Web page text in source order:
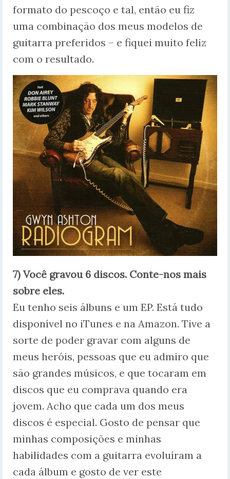
formato do pescoço e tal, então eu fiz
uma combinação dos meus modelos de
guitarra preferidos – e fiquei muito feliz
com o resultado.
7) Você gravou 6 discos. Conte-nos mais
sobre eles.
Eu tenho seis álbuns e um EP. Está tudo
disponível no iTunes e na Amazon. Tive a
sorte de poder gravar com alguns de
meus heróis, pessoas que eu admiro que
são grandes músicos, e que tocaram em
discos que eu comprava quando era
jovem. Acho que cada um dos meus
discos é especial. Gosto de pensar que
minhas composições e minhas
habilidades com a guitarra evoluíram a
cada álbum e gosto de ver este